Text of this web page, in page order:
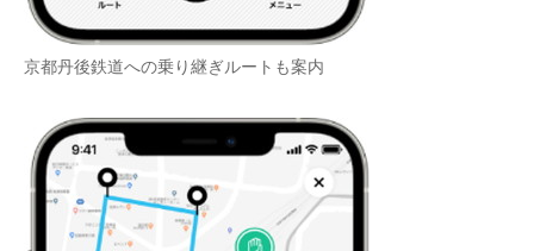
京都丹後鉄道への乗り継ぎルートも案内